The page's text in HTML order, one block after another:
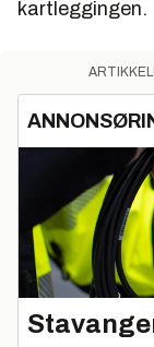
kartleggingen.